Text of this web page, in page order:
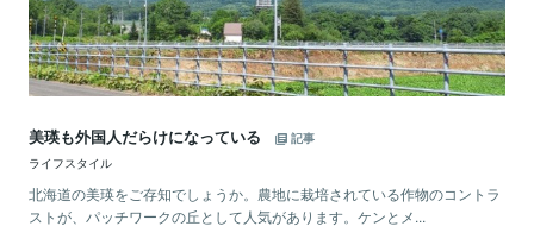
美瑛も外国人だらけになっている
記事
ライフスタイル
北海道の美瑛をご存知でしょうか。農地に栽培されている作物のコントラ
ストが、パッチワークの丘として人気があります。ケンとメ...